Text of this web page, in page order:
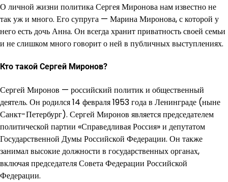
О личной жизни политика Сергея Миронова нам известно не
так уж и много. Его супруга — Марина Миронова, с которой у
него есть дочь Анна. Он всегда хранит приватность своей семьи
и не слишком много говорит о ней в публичных выступлениях.
Кто такой Сергей Миронов?
Сергей Миронов — российский политик и общественный
деятель. Он родился 14 февраля 1953 года в Ленинграде (ныне
Санкт-Петербург). Сергей Миронов является председателем
политической партии «Справедливая Россия» и депутатом
Государственной Думы Российской Федерации. Он также
занимал высокие должности в государственных органах,
включая председателя Совета Федерации Российской
Федерации.